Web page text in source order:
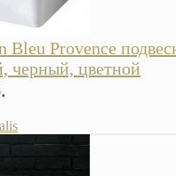
Bleu Provence
черный, цветной